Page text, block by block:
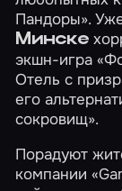
Пандоры».
Минске
экшн-игра
Отель с
его
сокровищ».
Порадуют
компании